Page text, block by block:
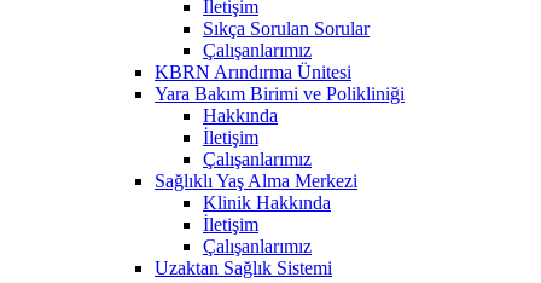
İletişim
Sıkça Sorulan Sorular
Çalışanlarımız
KBRN Arındırma Ünitesi
Yara Bakım Birimi ve Polikliniği
Hakkında
İletişim
Çalışanlarımız
Sağlıklı Yaş Alma Merkezi
Klinik Hakkında
İletişim
Çalışanlarımız
Uzaktan Sağlık Sistemi